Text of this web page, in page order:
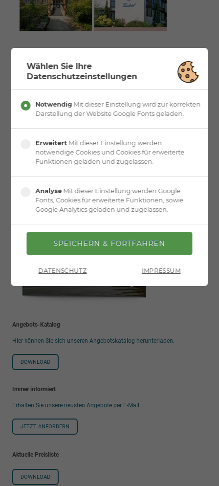
Angebots-Katalog
Hier können Sie sich unseren Angebotskatalog herunterladen.
DOWNLOAD
Immer informiert
Erhalten Sie unsere neusten Angebote per E-Mail
JETZT ANFORDERN
Aktuelle Preisliste
DOWNLOAD
Wählen Sie Ihre
Datenschutzeinstellungen
Notwendig Mit dieser Einstellung wird zur korrekten
Darstellung der Website Google Fonts geladen.
Erweitert Mit dieser Einstellung werden
notwendige Cookies und Cookies für erweiterte
Funktionen geladen und zugelassen.
Analyse Mit dieser Einstellung werden Google
Fonts, Cookies für erweiterte Funktionen, sowie
Google Analytics geladen und zugelassen.
DATENSCHUTZ IMPRESSUM